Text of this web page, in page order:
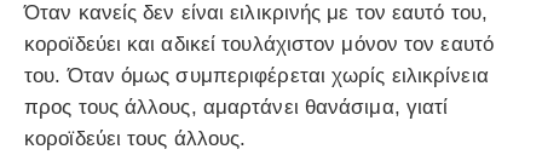
Όταν κανείς δεν είναι ειλικρινής με τον εαυτό του,
κοροϊδεύει και αδικεί τουλάχιστον μόνον τον εαυτό
του. Όταν όμως συμπεριφέρεται χωρίς ειλικρίνεια
προς τους άλλους, αμαρτάνει θανάσιμα, γιατί
κοροϊδεύει τους άλλους.